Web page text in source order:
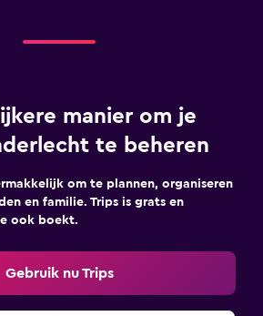
manier om je
te beheren
om te plannen, organiseren
en familie. Trips is grats en
ook boekt.
Gebruik nu Trips